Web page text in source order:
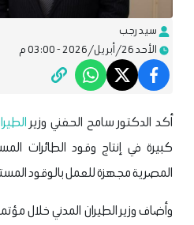
سيد رجب
الأحد 26/أبريل/2026 - 03:00 م
أكد الدكتور سامح الحفني وزير
كبيرة في إنتاج وقود الطائرات
المصرية مجهزة للعمل بالوقود
وأضاف وزير الطيران المدني خلال